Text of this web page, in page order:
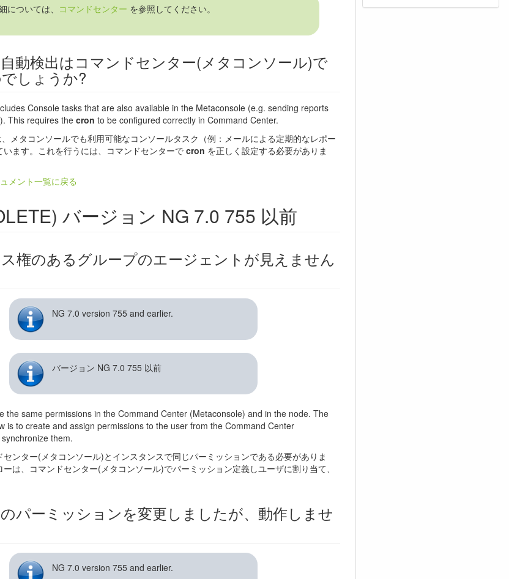
については、 コマンドセンター を参照してください。
動検出はコマンドセンター(メタコンソール)で
しょうか?
Console tasks that are also available in the Metaconsole (e.g. sending reports
This requires thecron to be configured correctly in Command Center.
、メタコンソールでも利用可能なコンソールタスク（例：メールによる定期的なレポー
います。これを行うには、コマンドセンターで cron を正しく設定する必要がありま
メント一覧に戻る
バージョン NG 7.0 755 以前
権のあるグループのエージェントが見えません
NG 7.0 version 755 and earlier.
バージョン NG 7.0 755 以前
the same permissions in the Command Center (Metaconsole) and in the node. The
is to create and assign permissions to the user from the Command Center
them.
センター(メタコンソール)とインスタンスで同じパーミッションである必要がありま
は、コマンドセンター(メタコンソール)でパーミッション定義しユーザに割り当て、
パーミッションを変更しましたが、動作しませ
NG 7.0 version 755 and earlier.